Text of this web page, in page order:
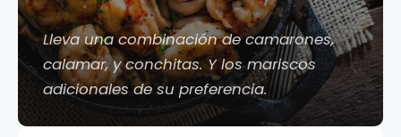
Lleva una combinación de camarones,
calamar, y conchitas. Y los mariscos
adicionales de su preferencia.